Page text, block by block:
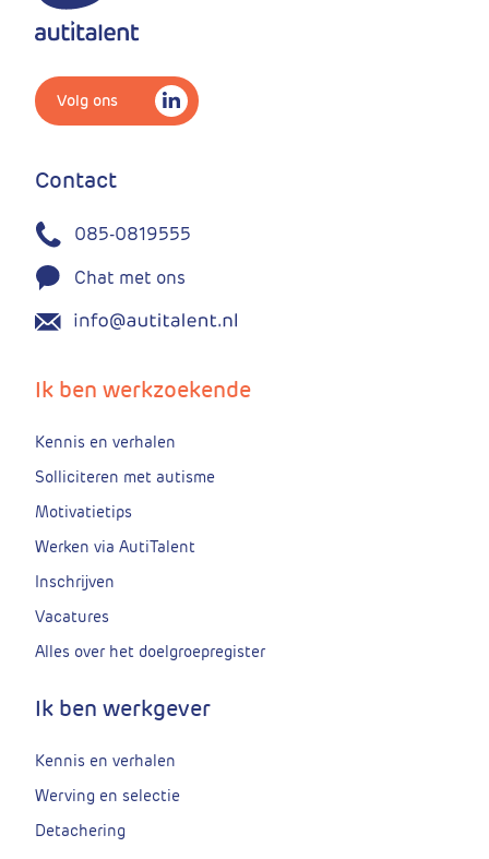
Volg ons
Contact
085-0819555
Chat met ons
Ik ben werkzoekende
Kennis en verhalen
Solliciteren met autisme
Motivatietips
Werken via AutiTalent
Inschrijven
Vacatures
Alles over het doelgroepregister
Ik ben werkgever
Kennis en verhalen
Werving en selectie
Detachering